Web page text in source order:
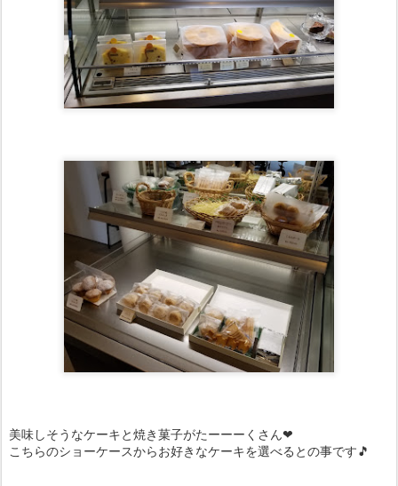
美味しそうなケーキと焼き菓子がたーーーくさん❤
こちらのショーケースからお好きなケーキを選べるとの事です🎵